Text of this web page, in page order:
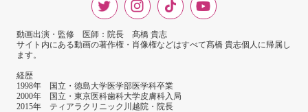
動画出演・監修 医師：院長 髙橋 貴志
サイト内にある動画の著作権・肖像権などはすべて髙橋 貴志個人に帰属し
ます。
経歴
1998年 国立・徳島大学医学部医学科卒業
2000年 国立・東京医科歯科大学皮膚科入局
2015年 ティアラクリニック川越院・院長